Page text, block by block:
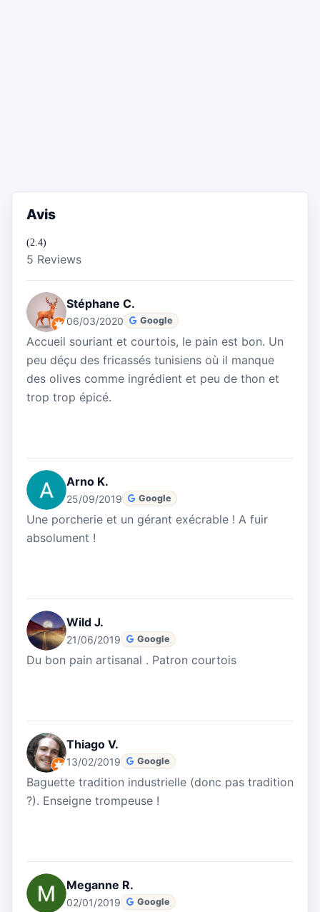
Avis
(2.4)
5 Reviews
Stéphane C.
06/03/2020 Google
Accueil souriant et courtois, le pain est bon. Un
peu déçu des fricassés tunisiens où il manque
des olives comme ingrédient et peu de thon et
trop trop épicé.
Arno K.
25/09/2019 Google
Une porcherie et un gérant exécrable ! A fuir
absolument !
Wild J.
21/06/2019 Google
Du bon pain artisanal . Patron courtois
Thiago V.
13/02/2019 Google
Baguette tradition industrielle (donc pas tradition
?). Enseigne trompeuse !
Meganne R.
02/01/2019 Google